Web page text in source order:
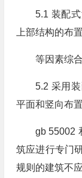
5.1 装配
上部结构的布
等因素综
5.2 采用
平面和竖向布
gb 55002
筑应进行专门
规则的建筑不应